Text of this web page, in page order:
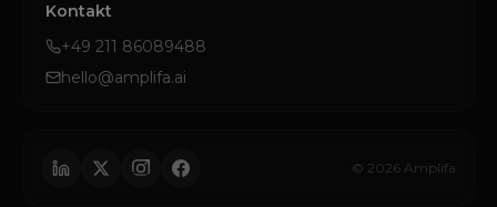
Kontakt
+49 211 86089488
hello@amplifa.ai
© 2026 Amplifa